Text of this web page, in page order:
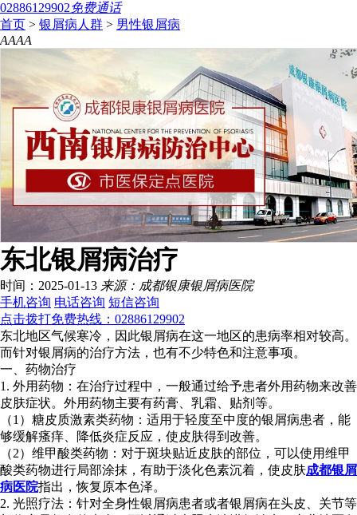
02886129902免费通话
首页 > 银屑病人群 > 男性银屑病
AAAA
东北银屑病治疗
时间：2025-01-13 来源：成都银康银屑病医院
手机咨询 电话咨询 短信咨询
点击拨打免费热线：02886129902
东北地区气候寒冷，因此银屑病在这一地区的患病率相对较高。
而针对银屑病的治疗方法，也有不少特色和注意事项。
一、药物治疗
1. 外用药物：在治疗过程中，一般通过给予患者外用药物来改善
皮肤症状。外用药物主要有药膏、乳霜、贴剂等。
（1）糖皮质激素类药物：适用于轻度至中度的银屑病患者，能
够缓解瘙痒、降低炎症反应，使皮肤得到改善。
（2）维甲酸类药物：对于斑块贴近皮肤的部位，可以使用维甲
酸类药物进行局部涂抹，有助于淡化色素沉着，使皮肤成都银屑
病医院指出，恢复原本色泽。
2. 光照疗法：针对全身性银屑病患者或者银屑病在头皮、关节等